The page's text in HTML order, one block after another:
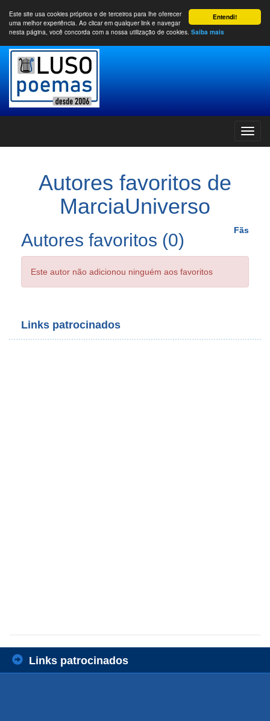
Entendi!
Este site usa cookies próprios e de terceiros para lhe oferecer
uma melhor experiência. Ao clicar em qualquer link e navegar
nesta página, você concorda com a nossa utilização de cookies. Saiba mais
Autores favoritos de
MarciaUniverso
Fãs
Autores favoritos (0)
Este autor não adicionou ninguém aos favoritos
Links patrocinados
Links patrocinados